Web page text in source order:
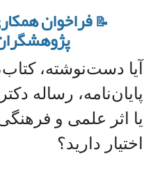
📝فراخوان
آیا دست‌نوشته،
پایان‌نامه، رساله
یا اثر علمی و
اختیار دارید؟